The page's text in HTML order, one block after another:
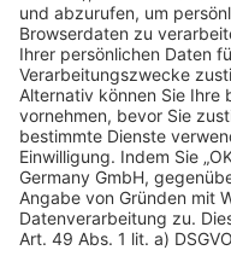
Cookie Einstellungen
Rechtliches
AGB-Übersicht
Datenschutz
Impressum